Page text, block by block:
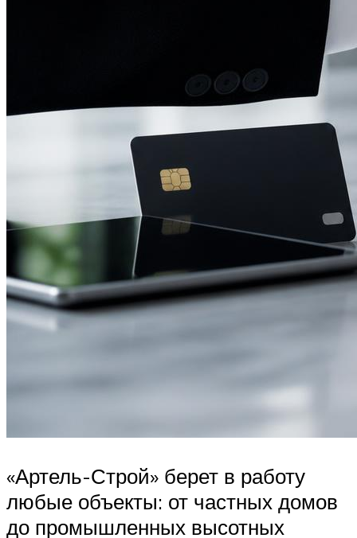
«Артель-Строй» берет в работу
любые объекты: от частных домов
до промышленных высотных